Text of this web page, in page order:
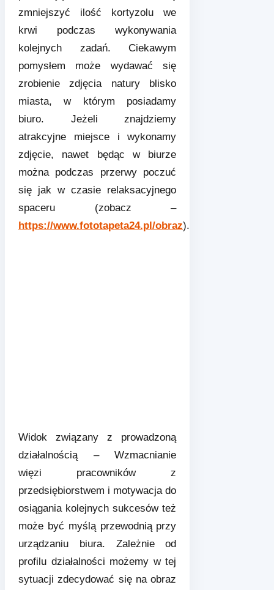
zmniejszyć ilość kortyzolu we
krwi podczas wykonywania
kolejnych zadań. Ciekawym
pomysłem może wydawać się
zrobienie zdjęcia natury blisko
miasta, w którym posiadamy
biuro. Jeżeli znajdziemy
atrakcyjne miejsce i wykonamy
zdjęcie, nawet będąc w biurze
można podczas przerwy poczuć
się jak w czasie relaksacyjnego
spaceru (zobacz –
https://www.fototapeta24.pl/obraz).
Widok związany z prowadzoną
działalnością – Wzmacnianie
więzi pracowników z
przedsiębiorstwem i motywacja do
osiągania kolejnych sukcesów też
może być myślą przewodnią przy
urządzaniu biura. Zależnie od
profilu działalności możemy w tej
sytuacji zdecydować się na obraz